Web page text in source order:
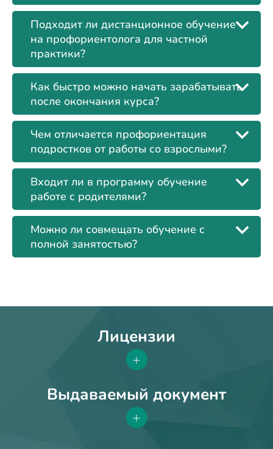
Подходит ли дистанционное обучение
на профориентолога для частной
практики?
Как быстро можно начать зарабатывать
после окончания курса?
Чем отличается профориентация
подростков от работы со взрослыми?
Входит ли в программу обучение
работе с родителями?
Можно ли совмещать обучение с
полной занятостью?
Лицензии
+
Выдаваемый документ
+